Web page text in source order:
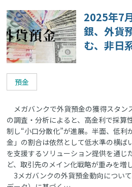
2025年7
銀、外貨
む、非日
預金
メガバンクで外貨預金の獲得スタン
の調査・分析によると、高金利で採算
制し“小口分散化”が進展。半面、低利
金」の割合は依然として低水準の横ば
を支援するソリューション提供を通じ
ど、取引先のメイン化戦略が重みを増
3メガバンクの外貨預金動向につい